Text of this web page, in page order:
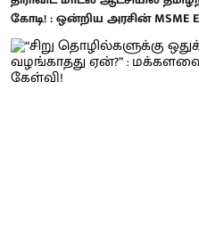
கோடி! : ஒன்றிய அரசின் MSME